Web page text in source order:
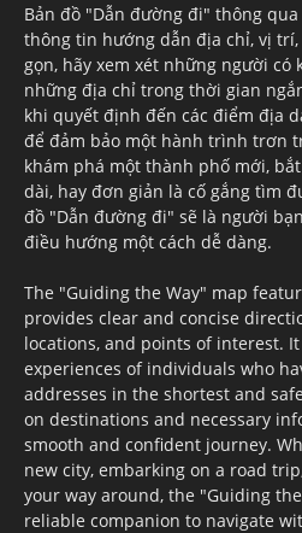
Bản đồ "Dẫn đường đi" thông qua
thông tin hướng dẫn địa chỉ, vị
gọn, hãy xem xét những người
những địa chỉ trong thời gian
khi quyết định đến các điểm địa
để đảm bảo một hành trình trơn
khám phá một thành phố mới,
dài, hay đơn giản là cố gắng tìm
đồ "Dẫn đường đi" sẽ là người
điều hướng một cách dễ dàng.
The "Guiding the Way" map
provides clear and concise
locations, and points of interest.
experiences of individuals who
addresses in the shortest and
on destinations and necessary
smooth and confident journey.
new city, embarking on a road
your way around, the "Guiding
reliable companion to navigate